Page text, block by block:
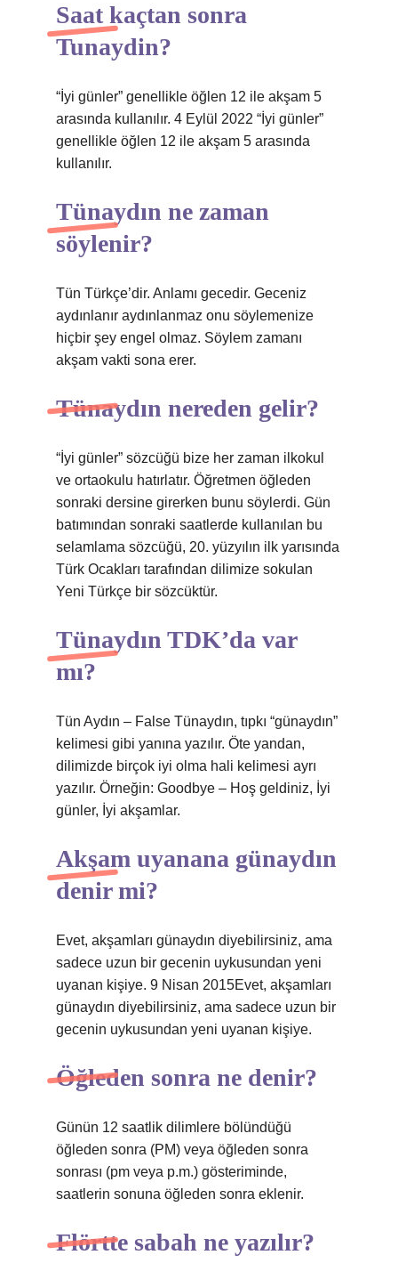
Saat kaçtan sonra
Tunaydin?
“İyi günler” genellikle öğlen 12 ile akşam 5
arasında kullanılır. 4 Eylül 2022 “İyi günler”
genellikle öğlen 12 ile akşam 5 arasında
kullanılır.
Tünaydın ne zaman
söylenir?
Tün Türkçe’dir. Anlamı gecedir. Geceniz
aydınlanır aydınlanmaz onu söylemenize
hiçbir şey engel olmaz. Söylem zamanı
akşam vakti sona erer.
Tünaydın nereden gelir?
“İyi günler” sözcüğü bize her zaman ilkokul
ve ortaokulu hatırlatır. Öğretmen öğleden
sonraki dersine girerken bunu söylerdi. Gün
batımından sonraki saatlerde kullanılan bu
selamlama sözcüğü, 20. yüzyılın ilk yarısında
Türk Ocakları tarafından dilimize sokulan
Yeni Türkçe bir sözcüktür.
Tünaydın TDK’da var
mı?
Tün Aydın – False Tünaydın, tıpkı “günaydın”
kelimesi gibi yanına yazılır. Öte yandan,
dilimizde birçok iyi olma hali kelimesi ayrı
yazılır. Örneğin: Goodbye – Hoş geldiniz, İyi
günler, İyi akşamlar.
Akşam uyanana günaydın
denir mi?
Evet, akşamları günaydın diyebilirsiniz, ama
sadece uzun bir gecenin uykusundan yeni
uyanan kişiye. 9 Nisan 2015Evet, akşamları
günaydın diyebilirsiniz, ama sadece uzun bir
gecenin uykusundan yeni uyanan kişiye.
Öğleden sonra ne denir?
Günün 12 saatlik dilimlere bölündüğü
öğleden sonra (PM) veya öğleden sonra
sonrası (pm veya p.m.) gösteriminde,
saatlerin sonuna öğleden sonra eklenir.
Flörtte sabah ne yazılır?